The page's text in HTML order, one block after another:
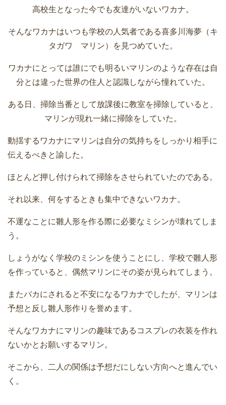
高校生となった今でも友達がいないワカナ。
そんなワカナはいつも学校の人気者である喜多川海夢（キ
タガワ マリン）を見つめていた。
ワカナにとっては誰にでも明るいマリンのような存在は自
分とは違った世界の住人と認識しながら憧れていた。
ある日、掃除当番として放課後に教室を掃除していると、
マリンが現れ一緒に掃除をしていた。
動揺するワカナにマリンは自分の気持ちをしっかり相手に
伝えるべきと諭した。
ほとんど押し付けられて掃除をさせられていたのである。
それ以来、何をするときも集中できないワカナ。
不運なことに雛人形を作る際に必要なミシンが壊れてしま
う。
しょうがなく学校のミシンを使うことにし、学校で雛人形
を作っていると、偶然マリンにその姿が見られてしまう。
またバカにされると不安になるワカナでしたが、マリンは
予想と反し雛人形作りを誉めます。
そんなワカナにマリンの趣味であるコスプレの衣装を作れ
ないかとお願いするマリン。
そこから、二人の関係は予想だにしない方向へと進んでい
く。